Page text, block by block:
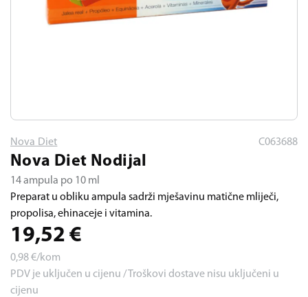
Nova Diet C063688
Nova Diet Nodijal
14 ampula po 10 ml
Preparat u obliku ampula sadrži mješavinu matične mliječi,
propolisa, ehinaceje i vitamina.
19,52 €
0,98€/kom
PDV je uključen u cijenu / Troškovi dostave nisu uključeni u
cijenu